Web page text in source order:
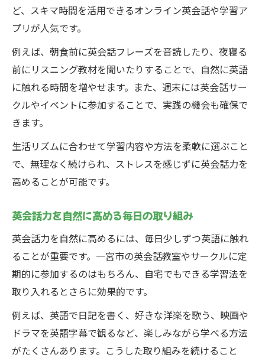
ど、スキマ時間を活用できるオンライン英会話や学習ア
プリが人気です。
例えば、朝食前に英会話フレーズを音読したり、夜寝る
前にリスニング教材を聞いたりすることで、自然に英語
に触れる時間を増やせます。また、週末には英会話サー
クルやイベントに参加することで、実践の機会も確保で
きます。
生活リズムに合わせて学習内容や方法を柔軟に選ぶこと
で、無理なく続けられ、ストレスを感じずに英会話力を
高めることが可能です。
英会話力を自然に高める毎日の取り組み
英会話力を自然に高めるには、毎日少しずつ英語に触れ
ることが重要です。一宮市の英会話教室やサークルに定
期的に参加するのはもちろん、自宅でもできる学習法を
取り入れるとさらに効果的です。
例えば、英語で日記を書く、好きな洋楽を歌う、映画や
ドラマを英語字幕で観るなど、楽しみながら学べる方法
がたくさんあります。こうした取り組みを続けること